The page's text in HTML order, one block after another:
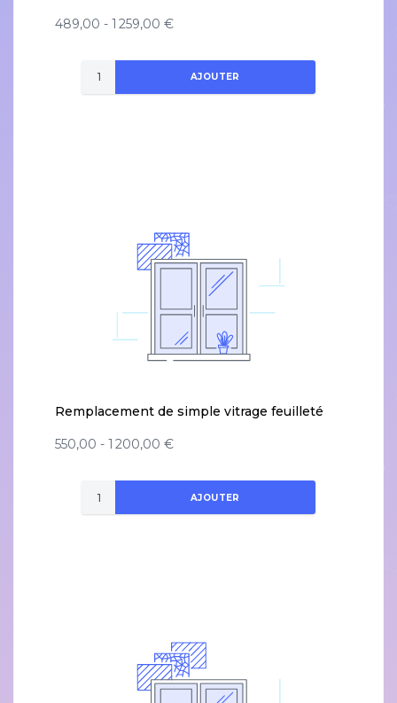
489,00 - 1 259,00 €
AJOUTER
Remplacement de simple vitrage feuilleté
550,00 - 1 200,00 €
AJOUTER